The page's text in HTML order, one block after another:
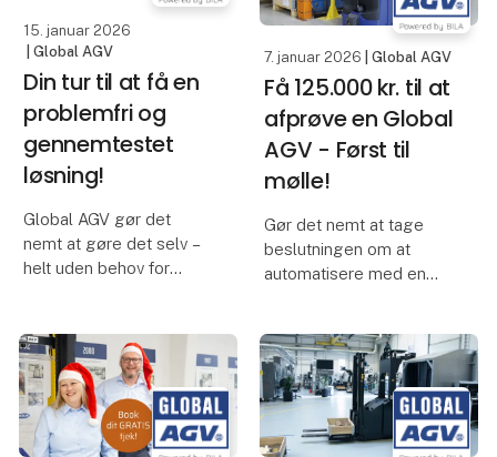
fleksibel,
afprøve en Global AGV i
15. januar 2026
| Global AGV
Din tur til at få en
problemfri og
gennemtestet
løsning!
Global AGV gør det
nemt at gøre det selv –
helt uden behov for
Den er god nok. MillPart
har helt selv tilpasset
deres Global AGV's flow
for at opnå forbedret
produktivitet. Hemm
7. januar 2026 | Global AGV
Få 125.000 kr. til at
afprøve en Global
AGV - Først til
mølle!
Gør det nemt at tage
beslutningen om at
automatisere med en
Ønsker du at øge
produktionskapaciteten
og samtidig flytte
interne ressourcer til
mere værdiskabende